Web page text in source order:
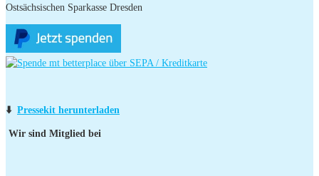
Ostsächsischen Sparkasse Dresden
⬇️ Pressekit herunterladen
Wir sind Mitglied bei